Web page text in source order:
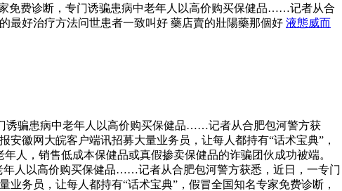
免费诊断，专门诱骗患病中老年人以高价购买保健品……记者从合
最好治疗方法问世患者一致叫好 藥店賣的壯陽藥那個好 液態威而
诱骗患病中老年人以高价购买保健品……记者从合肥包河警方获
徽网大皖客户端讯招募大量业务员，让每人都持有“话术宝典”，
，销售低成本保健品或真假掺卖保健品的诈骗团伙成功被端。
年人以高价购买保健品……记者从合肥包河警方获悉，近日，一专门
务员，让每人都持有“话术宝典”，假冒全国知名专家免费诊断，